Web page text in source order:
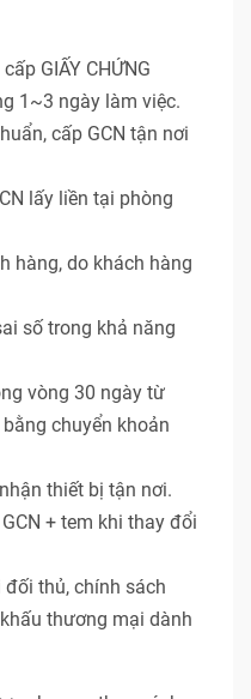
GIẤY CHỨNG
1~3 ngày làm việc.
cấp GCN tận nơi
lấy liền tại phòng
hàng, do khách hàng
số trong khả năng
vòng 30 ngày từ
chuyển khoản
thiết bị tận nơi.
+ tem khi thay đổi
thủ, chính sách
thương mại dành